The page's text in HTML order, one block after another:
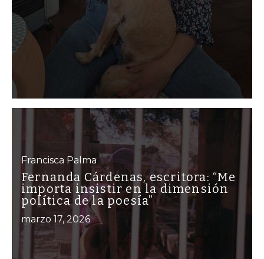
Francisca Palma
Fernanda Cárdenas, escritora: “Me
importa insistir en la dimensión
política de la poesía”
marzo 17, 2026